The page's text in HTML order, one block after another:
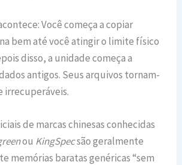
Você começa a copiar
bem até você atingir o limite físico
disso, a unidade começa a
antigos. Seus arquivos tornam-
irrecuperáveis.
de marcas chinesas conhecidas
ou KingSpecsão geralmente
memórias baratas genéricas “sem